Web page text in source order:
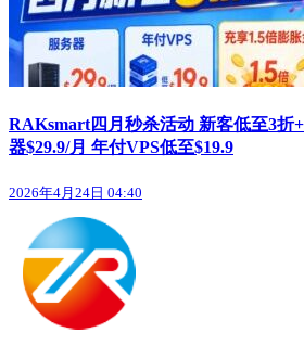
RAKsmart四月秒杀活动 新客低至3折
器$29.9/月 年付VPS低至$19.9
2026年4月24日 04:40